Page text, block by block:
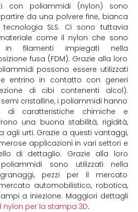
con poliammidi (nylon) sono
da una polvere fine, bianca
SLS. Ci sono tuttavia
come il nylon che sono
in filamenti impiegati nella
fusa (FDM). Grazie alla loro
possono essere utilizzati
entrino in contatto con generi
di cibi contenenti alcol).
cristalline, i poliammidi hanno
di caratteristiche chimiche e
una buona stabilità, rigidità,
agli urti. Grazie a questi vantaggi,
applicazioni in vari settori e
di dettaglio. Grazie alla loro
sono utilizzati nella
pezzi per il mercato
automobilistico, robotica,
a iniezione. Maggiori dettagli
nylon per la stampa 3D.